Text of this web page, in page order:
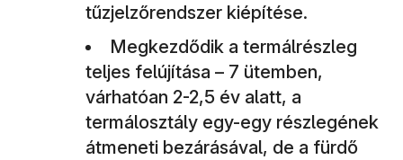
tűzjelzőrendszer kiépítése.
Megkezdődik a termálrészleg
teljes felújítása – 7 ütemben,
várhatóan 2-2,5 év alatt, a
termálosztály egy-egy részlegének
átmeneti bezárásával, de a fürdő